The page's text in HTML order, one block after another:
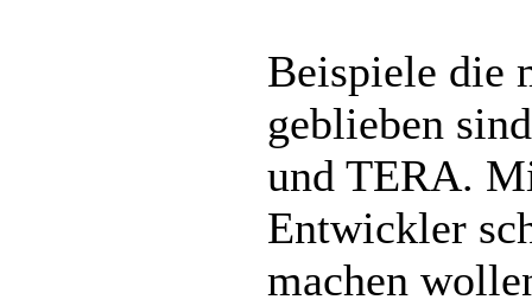
Beispiele die
geblieben
und TERA.
Entwickler
machen